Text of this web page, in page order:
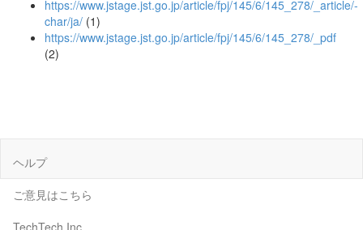
https://www.jstage.jst.go.jp/article/fpj/145/6/145_278/_article/-
char/ja/ (1)
https://www.jstage.jst.go.jp/article/fpj/145/6/145_278/_pdf
(2)
ヘルプ
ご意見はこちら
TechTech Inc.